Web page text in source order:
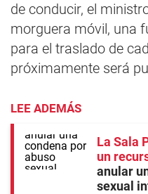
de conducir, el
morguera móvil, una
para el traslado de
próximamente será
LEE ADEMÁS
La Sala
un
anular
sexual